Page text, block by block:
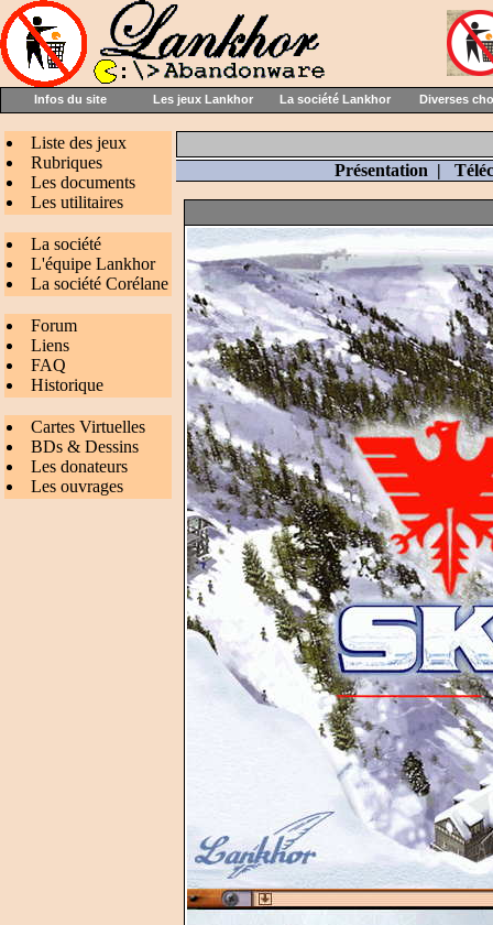
Infos du site Les jeux Lankhor La société Lankhor Diverses
Liste des jeux
Rubriques
Les documents
Les utilitaires
La société
L'équipe Lankhor
La société Corélane
Forum
Liens
FAQ
Historique
Cartes Virtuelles
BDs & Dessins
Les donateurs
Les ouvrages
Présentation |